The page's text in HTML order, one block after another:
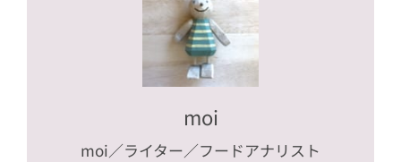
moi
moi／ライター／フードアナリスト